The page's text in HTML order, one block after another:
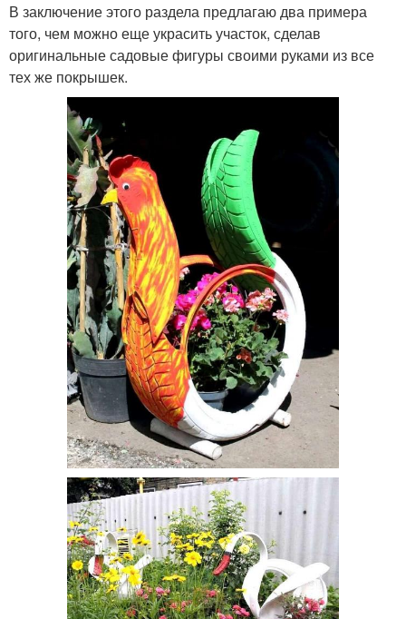
В заключение этого раздела предлагаю два примера
того, чем можно еще украсить участок, сделав
оригинальные садовые фигуры своими руками из все
тех же покрышек.